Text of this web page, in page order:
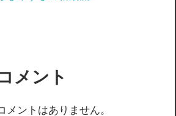
メント
メントはありません。